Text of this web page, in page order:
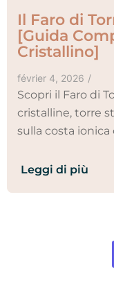
Il Faro di
[Guida
Cristallino]
février 4, 2026 /
Scopri il Faro di
cristalline, torre
sulla costa ionica
Leggi di più